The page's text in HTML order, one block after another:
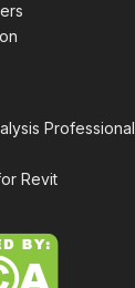
Professional
Revit